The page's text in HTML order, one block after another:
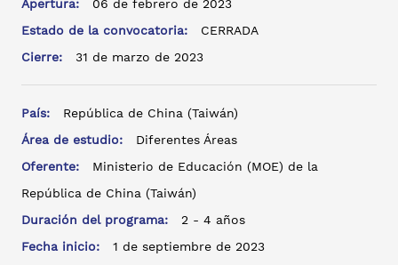
Apertura:
06 de febrero de 2023
Estado de la convocatoria:
CERRADA
Cierre:
31 de marzo de 2023
País:
República de China (Taiwán)
Área de estudio:
Diferentes Áreas
Oferente:
Ministerio de Educación (MOE) de la
República de China (Taiwán)
Duración del programa:
2 - 4 años
Fecha inicio:
1 de septiembre de 2023